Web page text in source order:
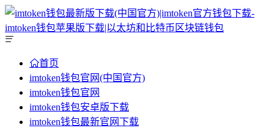
首页
imtoken钱包官网(中国官方)
imtoken钱包官网
imtoken钱包安卓版下载
imtoken钱包最新官网下载